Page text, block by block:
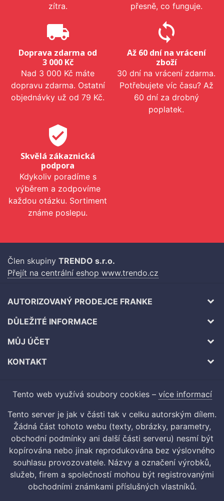
zítra.
přesně, co funguje.
local_shipping
Doprava zdarma od
3 000 Kč
Nad 3 000 Kč máte
dopravu zdarma. Ostatní
objednávky už od 79 Kč.
sync
Až 60 dní na vrácení
zboží
30 dní na vrácení zdarma.
Potřebujete víc času? Až
60 dní za drobný
poplatek.
verified_user
Skvělá zákaznická
podpora
Kdykoliv poradíme s
výběrem a zodpovíme
každou otázku. Sortiment
známe poslepu.
Člen skupiny TRENDO s.r.o.
Přejít na centrální eshop www.trendo.cz
AUTORIZOVANÝ PRODEJCE FRANKE
DŮLEŽITÉ INFORMACE
MŮJ ÚČET
KONTAKT
Tento web využívá soubory cookies – více informací
Tento server je jak v části tak v celku autorským dílem.
Žádná část tohoto webu (texty, obrázky, parametry,
obchodní podmínky ani další části serveru) nesmí být
kopírována nebo jinak reprodukována bez výslovného
souhlasu provozovatele. Názvy a označení výrobků,
služeb, firem a společností mohou být registrovanými
obchodními známkami příslušných vlastníků.